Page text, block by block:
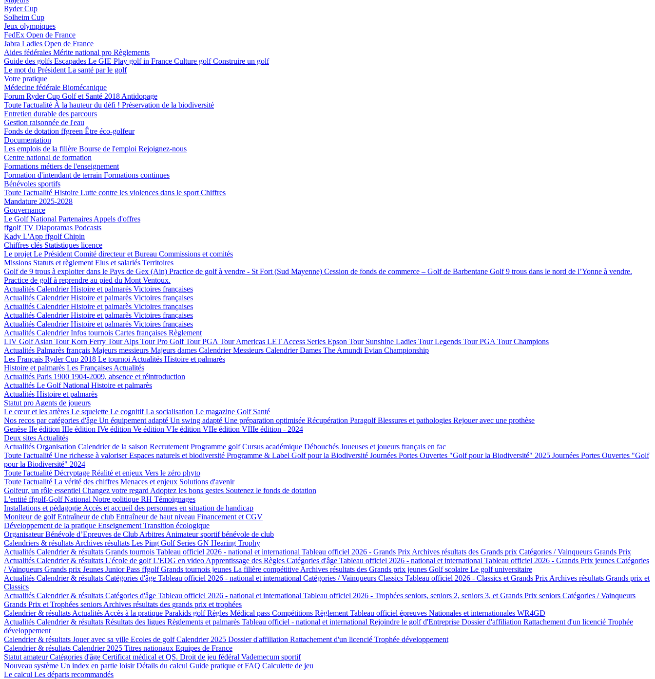
Ryder Cup
Solheim Cup
Jeux olympiques
FedEx Open de France
Jabra Ladies Open de France
Aides fédérales Mérite national pro Règlements
Guide des golfs Escapades Le GIE Play golf in France Culture golfConstruire un golf
Le mot du Président La santé par le golf
Votre pratique
Médecine fédérale Biomécanique
Forum Ryder Cup Golf et Santé 2018 Antidopage
Toute l'actualité À la hauteur du défi ! Préservation de la biodiversité
Entretien durable des parcours
Gestion raisonnée de l'eau
Fonds de dotation ffgreen Être éco-golfeur
Documentation
Les emplois de la filière Bourse de l'emploi Rejoignez-nous
Centre national de formation
Formations métiers de l'enseignement
Formation d'intendant de terrain Formations continues
Bénévoles sportifs
Toute l'actualité Histoire Lutte contre les violences dans le sport Chiffres
Mandature 2025-2028
Gouvernance
Le Golf National Partenaires Appels d'offres
ffgolf TV Diaporamas Podcasts
Kady L'App ffgolfChipin
Chiffres clés Statistiques licence
Le projet Le Président Comité directeur et Bureau Commissions et comités
Missions Statuts et règlement Elus et salariés Territoires
Golf de 9 trous à exploiter dans le Pays de Gex (Ain) Practice de golf à vendre - St Fort (Sud Mayenne) Cession de fonds de commerce – Golf de Barbentane Golf 9 trous dans le nord de l’Yonne à vendre.
Practice de golf à reprendre au pied du Mont Ventoux.
Actualités CalendrierHistoire et palmarès Victoires françaises
Actualités CalendrierHistoire et palmarès Victoires françaises
Actualités CalendrierHistoire et palmarès Victoires françaises
Actualités CalendrierHistoire et palmarès Victoires françaises
Actualités CalendrierHistoire et palmarès Victoires françaises
Actualités CalendrierInfos tournois Cartes françaises Règlement
LIV GolfAsian TourKorn Ferry TourAlps TourPro Golf TourPGA Tour Americas LET Access Series Epson Tour Sunshine Ladies TourLegends TourPGA Tour Champions
Actualités Palmarès français Majeurs messieurs Majeurs dames Calendrier Messieurs Calendrier Dames The Amundi Evian Championship
Les Français Ryder Cup 2018 Le tournoi Actualités Histoire et palmarès
Histoire et palmarès Les Françaises Actualités
Actualités Paris 1900 1904-2009, absence et réintroduction
Actualités Le Golf National Histoire et palmarès
Actualités Histoire et palmarès
Statut pro Agents de joueurs
Le cœur et les artères Le squelette Le cognitifLa socialisation Le magazine Golf Santé
Nos recos par catégories d'âge Un équipement adapté Un swing adapté Une préparation optimisée Récupération ParagolfBlessures et pathologies Rejouer avec une prothèse
Genèse IIe édition IIIe édition IVe édition Ve édition VIe édition VIIe édition VIIIe édition - 2024
Deux sites Actualités
Actualités Organisation Calendrier de la saison Recrutement Programme golfCursus académique Débouchés Joueuses et joueurs français en fac
Toute l'actualité Une richesse à valoriserEspaces naturels et biodiversité Programme & Label Golf pour la Biodiversité Journées Portes Ouvertes "Golf pour la Biodiversité" 2025 Journées Portes Ouvertes "Golf
pour la Biodiversité" 2024
Toute l'actualité Décryptage Réalité et enjeux Vers le zéro phyto
Toute l'actualité La vérité des chiffres Menaces et enjeux Solutions d'avenir
Golfeur, un rôle essentiel Changez votre regard Adoptez les bons gestes Soutenez le fonds de dotation
L'entité ffgolf-Golf National Notre politique RH Témoignages
Installations et pédagogie Accès et accueil des personnes en situation de handicap
Moniteur de golfEntraîneur de club Entraîneur de haut niveau Financement et CGV
Développement de la pratique Enseignement Transition écologique
Organisateur Bénévole d’Epreuves de Club Arbitres Animateur sportif bénévole de club
Calendriers & résultats Archives résultats Les Ping Golf Series GN Hearing Trophy
Actualités Calendrier & résultats Grands tournois Tableau officiel 2026 - national et international Tableau officiel 2026 - Grands Prix Archives résultats des Grands prix Catégories / Vainqueurs Grands Prix
Actualités Calendrier & résultats L'école de golfL'EDG en video Apprentissage des Règles Catégories d'âge Tableau officiel 2026 - national et international Tableau officiel 2026 - Grands Prix jeunes Catégories
/ Vainqueurs Grands prix Jeunes Junior Pass ffgolfGrands tournois jeunes La filière compétitive Archives résultats des Grands prix jeunes Golf scolaire Le golf universitaire
Actualités Calendrier & résultats Catégories d'âge Tableau officiel 2026 - national et international Catégories / Vainqueurs Classics Tableau officiel 2026 - Classics et Grands Prix Archives résultats Grands prix et
Classics
Actualités Calendrier & résultats Catégories d'âge Tableau officiel 2026 - national et international Tableau officiel 2026 - Trophées seniors, seniors 2, seniors 3, et Grands Prix seniors Catégories / Vainqueurs
Grands Prix et Trophées seniors Archives résultats des grands prix et trophées
Calendrier & résultats Actualités Accès à la pratique Parakids golfRègles Médical pass Compétitions Règlement Tableau officiel épreuves Nationales et internationales WR4GD
Actualités Calendrier & résultats Résultats des ligues Règlements et palmarès Tableau officiel - national et international Rejoindre le golf d'Entreprise Dossier d'affiliation Rattachement d'un licencié Trophée
développement
Calendrier & résultats Jouer avec sa ville Ecoles de golfCalendrier 2025 Dossier d'affiliation Rattachement d'un licencié Trophée développement
Calendrier & résultats Calendrier 2025 Titres nationaux Equipes de France
Statut amateurCatégories d'âge Certificat médical et QS. Droit de jeu fédéral Vademecum sportif
Nouveau système Un index en partie loisirDétails du calcul Guide pratique et FAQ Calculette de jeu
Le calcul Les départs recommandés